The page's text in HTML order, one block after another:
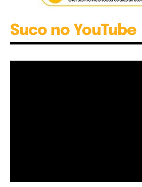
Suco no YouTube